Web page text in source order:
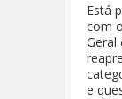
Está
com
Geral
e